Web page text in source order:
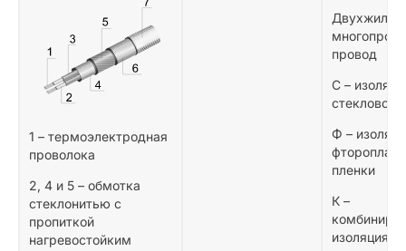
1 – термоэлектродная
проволока
2, 4 и 5 – обмотка
стеклонитью с
пропиткой
нагревостойким
провод
С –
Ф –
пленки
К –
изоляция и